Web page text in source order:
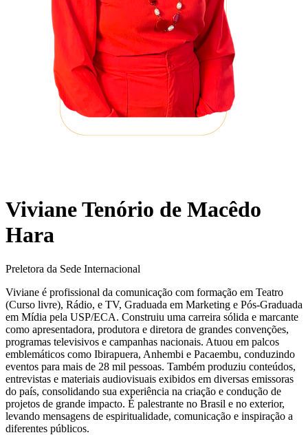
Viviane Tenório de Macêdo
Hara
Preletora da Sede Internacional
Viviane é profissional da comunicação com formação em Teatro
(Curso livre), Rádio, e TV, Graduada em Marketing e Pós-Graduada
em Mídia pela USP/ECA. Construiu uma carreira sólida e marcante
como apresentadora, produtora e diretora de grandes convenções,
programas televisivos e campanhas nacionais. Atuou em palcos
emblemáticos como Ibirapuera, Anhembi e Pacaembu, conduzindo
eventos para mais de 28 mil pessoas. Também produziu conteúdos,
entrevistas e materiais audiovisuais exibidos em diversas emissoras
do país, consolidando sua experiência na criação e condução de
projetos de grande impacto. É palestrante no Brasil e no exterior,
levando mensagens de espiritualidade, comunicação e inspiração a
diferentes públicos.